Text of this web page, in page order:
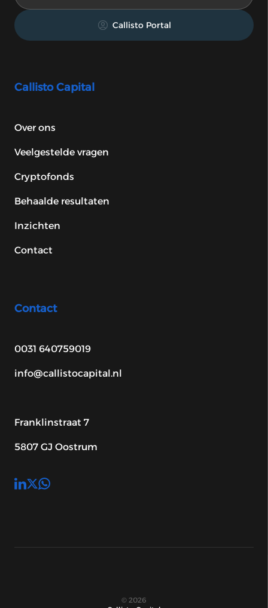
Callisto Portal
Callisto Capital
Over ons
Veelgestelde vragen
Cryptofonds
Behaalde resultaten
Inzichten
Contact
Contact
0031 640759019
info@callistocapital.nl
Franklinstraat 7
5807 GJ Oostrum
© 2026